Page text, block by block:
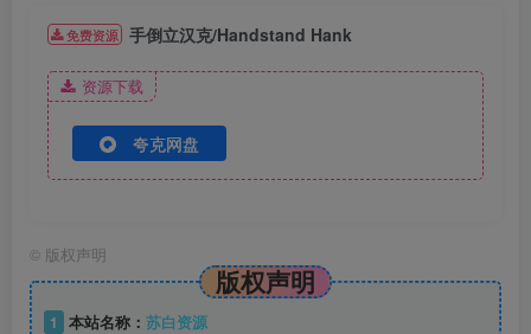
免费资源 手倒立汉克/Handstand Hank
资源下载
夸克网盘
© 版权声明
版权声明
1 本站名称： 苏白资源